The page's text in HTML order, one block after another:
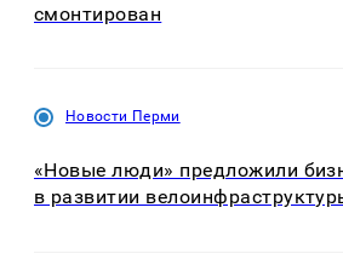
смонтирован
Новости Перми
«Новые люди» предложили
в развитии